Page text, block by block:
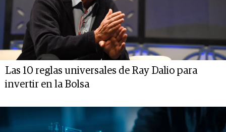
Las 10 reglas universales de Ray Dalio para
invertir en la Bolsa